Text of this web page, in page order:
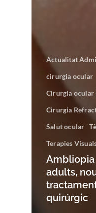
Actualitat
cirurgia ocular
Cirurgia ocular
Cirurgia
Salut ocular
Terapies
Ambliopia
adults,
quirúrgic